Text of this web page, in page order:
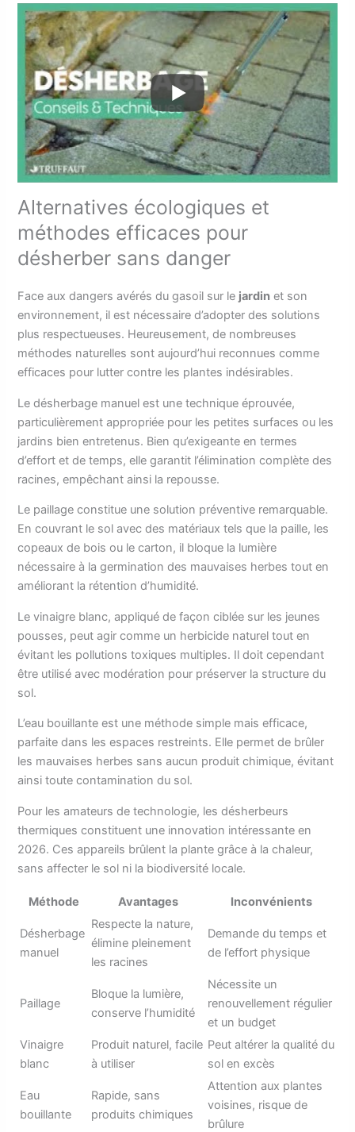
Alternatives écologiques et
méthodes efficaces pour
désherber sans danger
Face aux dangers avérés du gasoil sur le jardin et son
environnement, il est nécessaire d’adopter des solutions
plus respectueuses. Heureusement, de nombreuses
méthodes naturelles sont aujourd’hui reconnues comme
efficaces pour lutter contre les plantes indésirables.
Le désherbage manuel est une technique éprouvée,
particulièrement appropriée pour les petites surfaces ou les
jardins bien entretenus. Bien qu’exigeante en termes
d’effort et de temps, elle garantit l’élimination complète des
racines, empêchant ainsi la repousse.
Le paillage constitue une solution préventive remarquable.
En couvrant le sol avec des matériaux tels que la paille, les
copeaux de bois ou le carton, il bloque la lumière
nécessaire à la germination des mauvaises herbes tout en
améliorant la rétention d’humidité.
Le vinaigre blanc, appliqué de façon ciblée sur les jeunes
pousses, peut agir comme un herbicide naturel tout en
évitant les pollutions toxiques multiples. Il doit cependant
être utilisé avec modération pour préserver la structure du
sol.
L’eau bouillante est une méthode simple mais efficace,
parfaite dans les espaces restreints. Elle permet de brûler
les mauvaises herbes sans aucun produit chimique, évitant
ainsi toute contamination du sol.
Pour les amateurs de technologie, les désherbeurs
thermiques constituent une innovation intéressante en
2026. Ces appareils brûlent la plante grâce à la chaleur,
sans affecter le sol ni la biodiversité locale.
Méthode Avantages Inconvénients
Désherbage
manuel
Respecte la nature,
élimine pleinement
les racines
Demande du temps et
de l’effort physique
Paillage
Bloque la lumière,
conserve l’humidité
Nécessite un
renouvellement régulier
et un budget
Vinaigre
blanc
Produit naturel, facile
à utiliser
Peut altérer la qualité du
sol en excès
Eau
bouillante
Rapide, sans
produits chimiques
Attention aux plantes
voisines, risque de
brûlure